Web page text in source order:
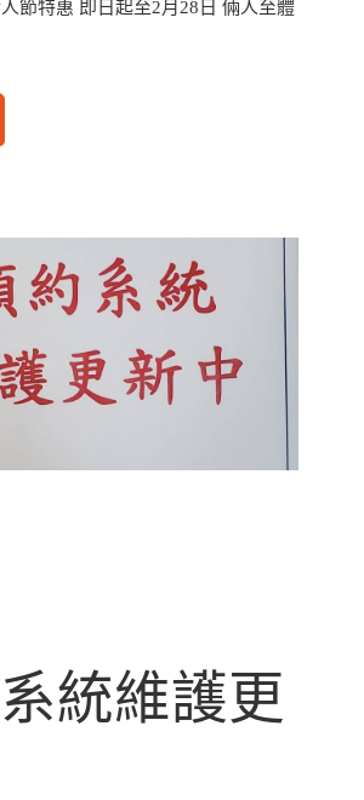
節特惠 即日起至2月28日 倆人至體
統維護更